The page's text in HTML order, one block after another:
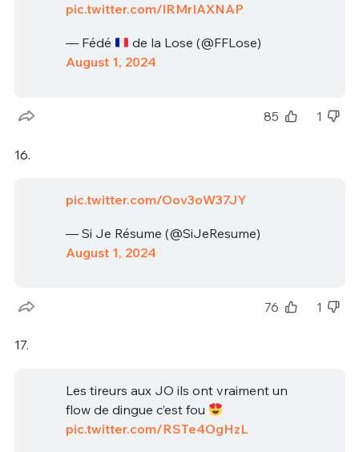
pic.twitter.com/lRMrIAXNAP
— Fédé
de la Lose (@FFLose)
August 1, 2024
85 1
16.
pic.twitter.com/Oov3oW37JY
— Si Je Résume (@SiJeResume)
August 1, 2024
76 1
17.
Les tireurs aux JO ils ont vraiment un
flow de dingue c’est fou
pic.twitter.com/RSTe4OgHzL